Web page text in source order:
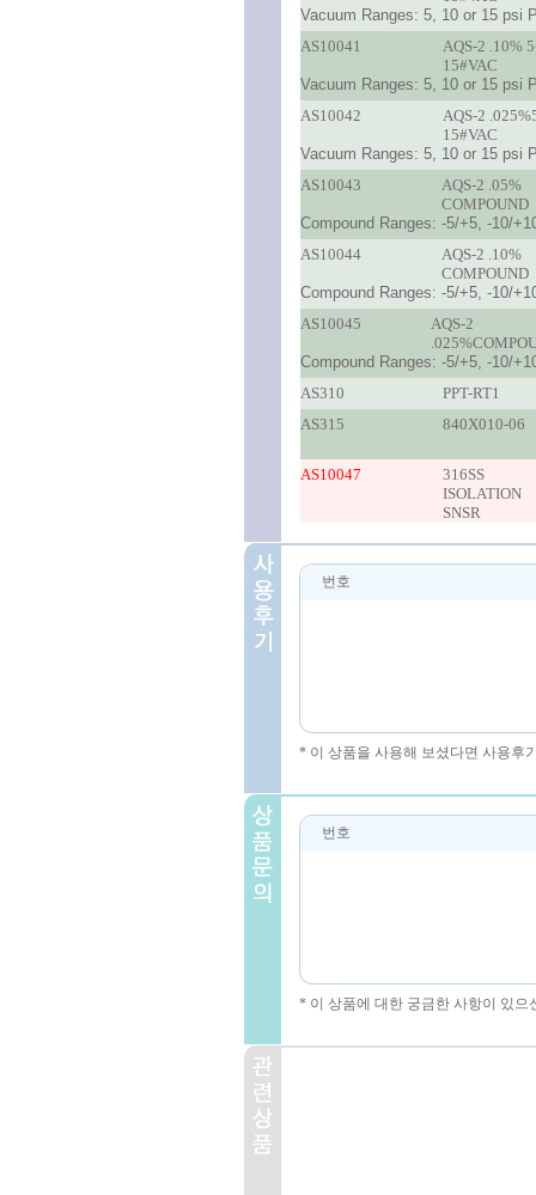
Vacuum Ranges: 5, 10 or 15 psi
AS10041
AQS-2 .10%
15#VAC
Vacuum Ranges: 5, 10 or 15 psi
AS10042
AQS-2
15#VAC
Vacuum Ranges: 5, 10 or 15 psi
AS10043
AQS-2 .05%
COMPOUND
Compound Ranges: -5/+5, -10/
AS10044
AQS-2 .10%
COMPOUND
Compound Ranges: -5/+5, -10/
AS10045
AQS-2
Compound Ranges: -5/+5, -10/
AS310
PPT-RT1
AS315
840X010-06
AS10047
316SS
ISOLATION
SNSR
번호
* 이 상품을 사용해 보셨다면 사용후
번호
* 이 상품에 대한 궁금한 사항이 있